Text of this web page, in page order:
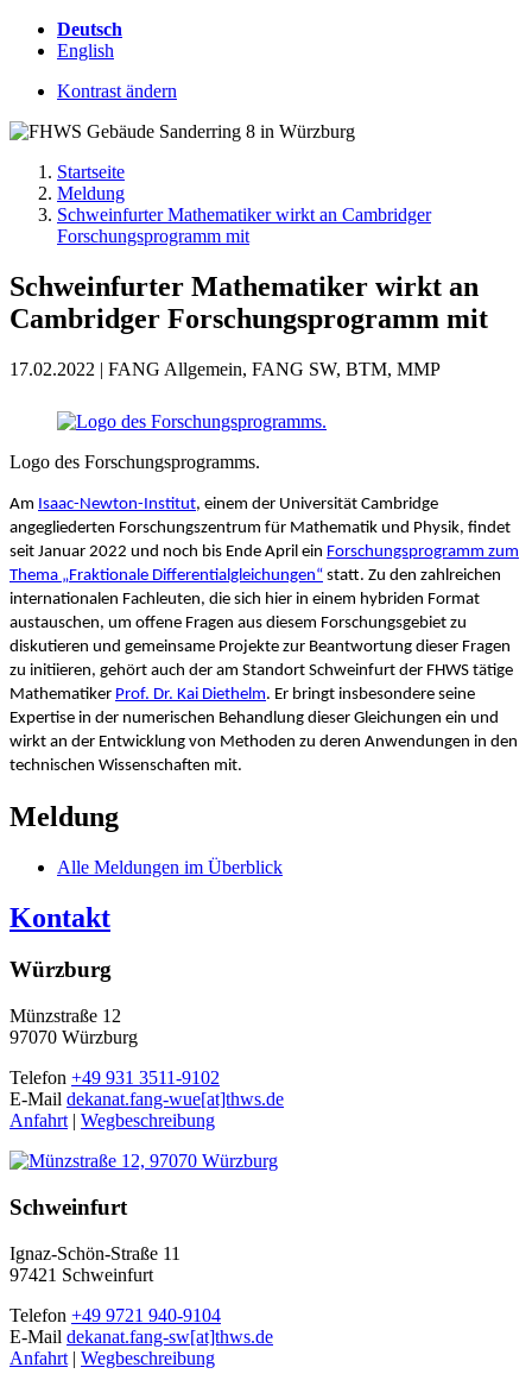
Deutsch
English
Kontrast ändern
Startseite
Meldung
Schweinfurter Mathematiker wirkt an Cambridger
Forschungsprogramm mit
Schweinfurter Mathematiker wirkt an
Cambridger Forschungsprogramm mit
17.02.2022 | FANG Allgemein, FANG SW, BTM, MMP
Logo des Forschungsprogramms.
Am Isaac-Newton-Institut, einem der Universität Cambridge
angegliederten Forschungszentrum für Mathematik und Physik, findet
seit Januar 2022 und noch bis Ende April ein Forschungsprogramm zum
Thema „Fraktionale Differentialgleichungen“ statt. Zu den zahlreichen
internationalen Fachleuten, die sich hier in einem hybriden Format
austauschen, um offene Fragen aus diesem Forschungsgebiet zu
diskutieren und gemeinsame Projekte zur Beantwortung dieser Fragen
zu initiieren, gehört auch der am Standort Schweinfurt der FHWS tätige
Mathematiker Prof. Dr. Kai Diethelm. Er bringt insbesondere seine
Expertise in der numerischen Behandlung dieser Gleichungen ein und
wirkt an der Entwicklung von Methoden zu deren Anwendungen in den
technischen Wissenschaften mit.
Meldung
Alle Meldungen im Überblick
Kontakt
Würzburg
Münzstraße 12
97070 Würzburg
Telefon +49 931 3511-9102
E-Mail dekanat.fang-wue[at]thws.de
Anfahrt | Wegbeschreibung
Schweinfurt
Ignaz-Schön-Straße 11
97421 Schweinfurt
Telefon +49 9721 940-9104
E-Mail dekanat.fang-sw[at]thws.de
Anfahrt | Wegbeschreibung